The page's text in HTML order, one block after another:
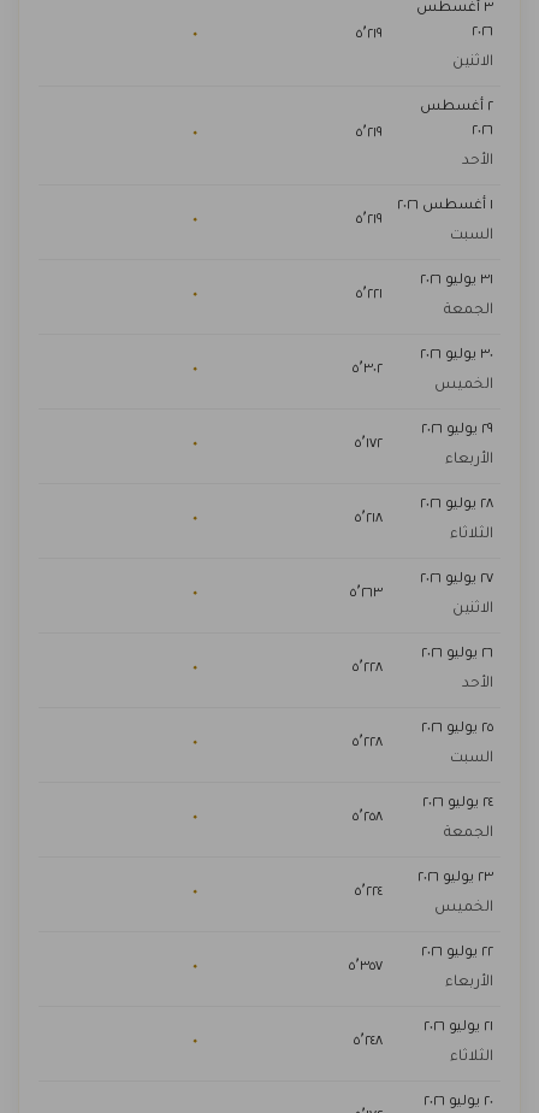
٣ أغسطس
٢٠٢٦
الاثنين
٥٬٢١٩ ٠
٢ أغسطس
٢٠٢٦
الأحد
٥٬٢١٩ ٠
السبت
٥٬٢١٩ ٠
٣١ يوليو ٢٠٢٦
الجمعة
٥٬٢٢١ ٠
٣٠ يوليو ٢٠٢٦
الخميس
٥٬٣٠٢ ٠
٢٩ يوليو ٢٠٢٦
الأربعاء
٥٬١٧٢ ٠
٢٨ يوليو ٢٠٢٦
الثلاثاء
٥٬٢١٨ ٠
٢٧ يوليو ٢٠٢٦
الاثنين
٥٬٢٦٣ ٠
٢٦ يوليو ٢٠٢٦
الأحد
٥٬٢٢٨ ٠
٢٥ يوليو ٢٠٢٦
السبت
٥٬٢٢٨ ٠
٢٤ يوليو ٢٠٢٦
الجمعة
٥٬٢٥٨ ٠
٢٣ يوليو ٢٠٢٦
الخميس
٥٬٢٢٤ ٠
٢٢ يوليو ٢٠٢٦
الأربعاء
٥٬٣٥٧ ٠
٢١ يوليو ٢٠٢٦
الثلاثاء
٥٬٢٤٨ ٠
٢٠ يوليو ٢٠٢٦